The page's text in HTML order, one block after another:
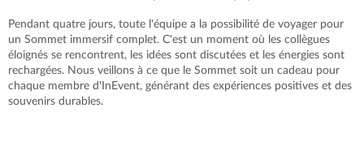
Pendant quatre jours, toute l'équipe a la possibilité de voyager pour
un Sommet immersif complet. C'est un moment où les collègues
éloignés se rencontrent, les idées sont discutées et les énergies sont
rechargées. Nous veillons à ce que le Sommet soit un cadeau pour
chaque membre d'InEvent, générant des expériences positives et des
souvenirs durables.